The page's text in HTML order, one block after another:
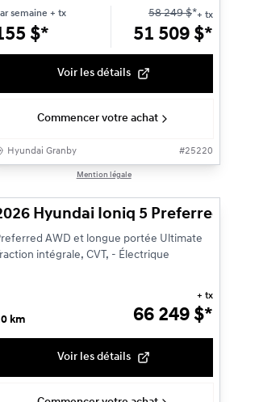
semaine + tx
$*
58 249$*+ tx
51 509 $*
Voir les détails
Commencer votre achat
Hyundai Granby #25220
Mention légale
motopropulseur hybride
Véhicule démonstrateur
Hyundai Ioniq 5 Preferred
AWD et longue portée Ultimate
intégrale, CVT, - Électrique
km 66 249 $*
+ tx
Voir les détails